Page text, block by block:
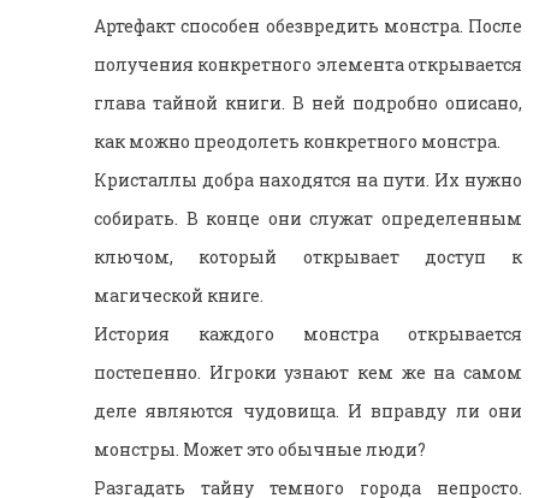
Артефакт способен обезвредить монстра. После
получения конкретного элемента открывается
глава тайной книги. В ней подробно описано,
как можно преодолеть конкретного монстра.
Кристаллы добра находятся на пути. Их нужно
собирать. В конце они служат определенным
ключом, который открывает доступ к
магической книге.
История каждого монстра открывается
постепенно. Игроки узнают кем же на самом
деле являются чудовища. И вправду ли они
монстры. Может это обычные люди?
Разгадать тайну темного города непросто.